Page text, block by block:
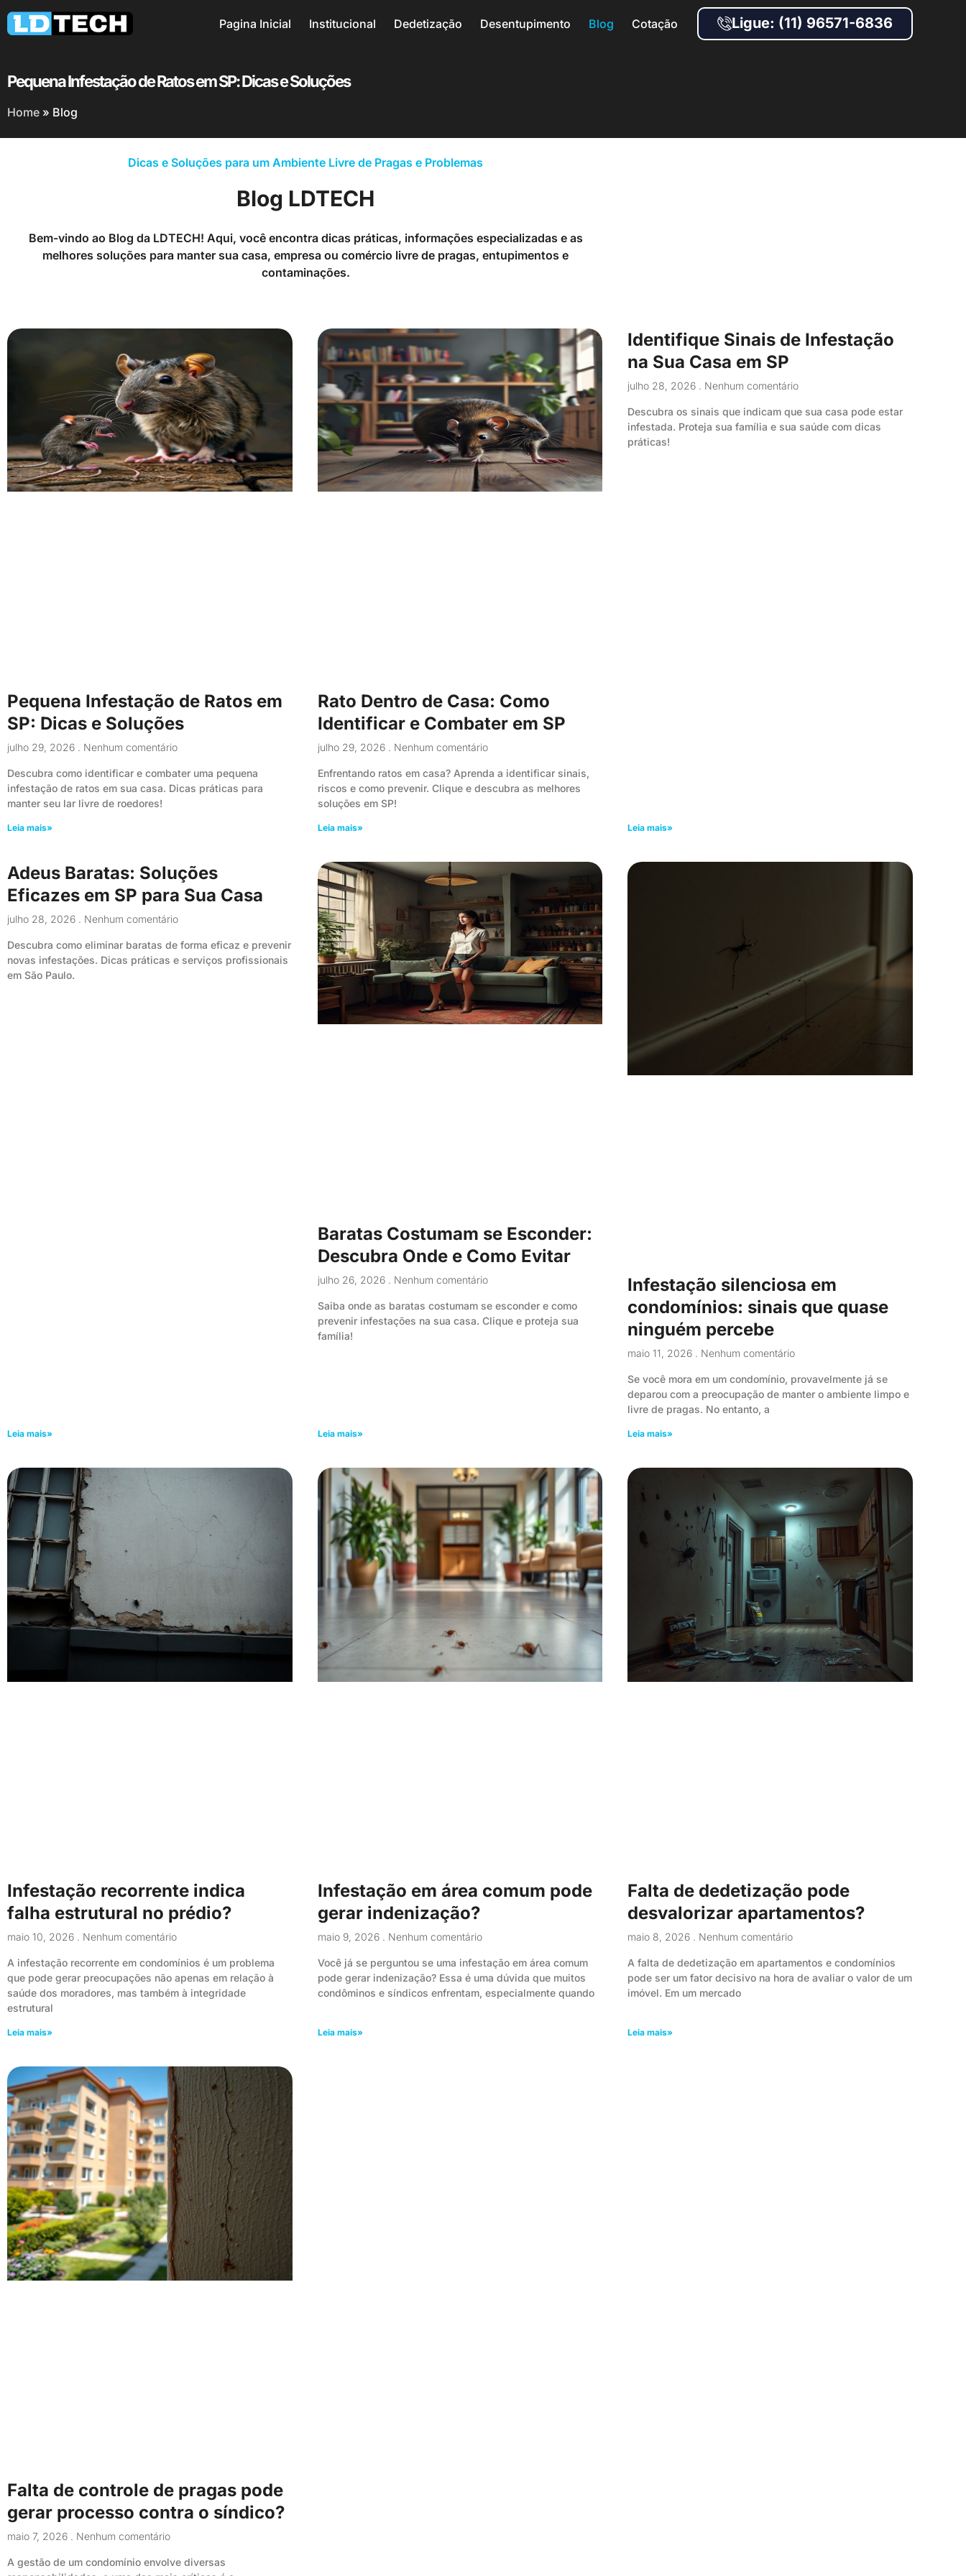
Pagina Inicial Institucional Dedetização Desentupimento Blog Cotação Ligue: (11) 96571-6836
Pequena Infestação de Ratos em SP: Dicas e Soluções
Home » Blog
Dicas e Soluções para um Ambiente Livre de Pragas e Problemas
Blog LDTECH
Bem-vindo ao Blog da LDTECH! Aqui, você encontra dicas práticas, informações especializadas e as
melhores soluções para manter sua casa, empresa ou comércio livre de pragas, entupimentos e
contaminações.
Pequena Infestação de Ratos em
SP: Dicas e Soluções
julho 29, 2026 Nenhum comentário
Descubra como identificar e combater uma pequena
infestação de ratos em sua casa. Dicas práticas para
manter seu lar livre de roedores!
Leia mais»
Rato Dentro de Casa: Como
Identificar e Combater em SP
julho 29, 2026 Nenhum comentário
Enfrentando ratos em casa? Aprenda a identificar sinais,
riscos e como prevenir. Clique e descubra as melhores
soluções em SP!
Leia mais»
Identifique Sinais de Infestação
na Sua Casa em SP
julho 28, 2026 Nenhum comentário
Descubra os sinais que indicam que sua casa pode estar
infestada. Proteja sua família e sua saúde com dicas
práticas!
Leia mais»
Adeus Baratas: Soluções
Eficazes em SP para Sua Casa
julho 28, 2026 Nenhum comentário
Descubra como eliminar baratas de forma eficaz e prevenir
novas infestações. Dicas práticas e serviços profissionais
em São Paulo.
Leia mais»
Baratas Costumam se Esconder:
Descubra Onde e Como Evitar
julho 26, 2026 Nenhum comentário
Saiba onde as baratas costumam se esconder e como
prevenir infestações na sua casa. Clique e proteja sua
família!
Leia mais»
Infestação silenciosa em
condomínios: sinais que quase
ninguém percebe
maio 11, 2026 Nenhum comentário
Se você mora em um condomínio, provavelmente já se
deparou com a preocupação de manter o ambiente limpo e
livre de pragas. No entanto, a
Leia mais»
Infestação recorrente indica
falha estrutural no prédio?
maio 10, 2026 Nenhum comentário
A infestação recorrente em condomínios é um problema
que pode gerar preocupações não apenas em relação à
saúde dos moradores, mas também à integridade
estrutural
Leia mais»
Infestação em área comum pode
gerar indenização?
maio 9, 2026 Nenhum comentário
Você já se perguntou se uma infestação em área comum
pode gerar indenização? Essa é uma dúvida que muitos
condôminos e síndicos enfrentam, especialmente quando
Leia mais»
Falta de dedetização pode
desvalorizar apartamentos?
maio 8, 2026 Nenhum comentário
A falta de dedetização em apartamentos e condomínios
pode ser um fator decisivo na hora de avaliar o valor de um
imóvel. Em um mercado
Leia mais»
Falta de controle de pragas pode
gerar processo contra o síndico?
maio 7, 2026 Nenhum comentário
A gestão de um condomínio envolve diversas